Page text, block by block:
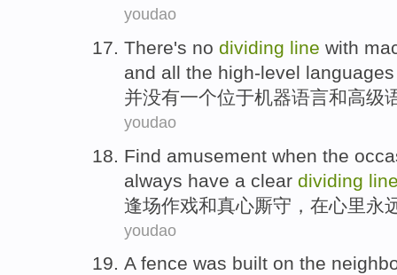
youdao
There's no dividing line with
and all the high-level
并没有一个位于机器语言和高级
youdao
Find amusement when the
always have a clear dividing
逢场作戏和真心厮守 ， 在心里永
youdao
A fence was built on the